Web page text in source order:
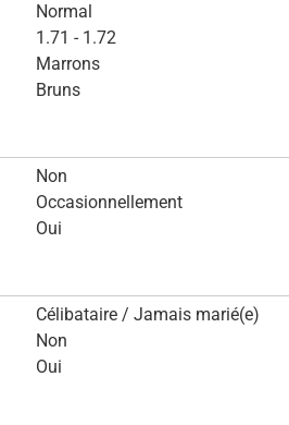
Normal
1.71 - 1.72
Marrons
Bruns
Non
Occasionnellement
Oui
Célibataire / Jamais marié(e)
Non
Oui